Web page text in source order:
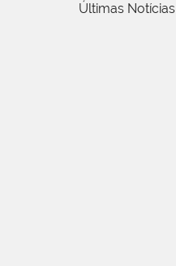
Últimas Notícias